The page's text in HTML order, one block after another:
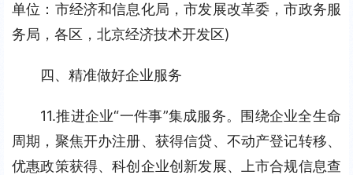
单位：市经济和信息化局，市发展改革委，市政务服
务局，各区，北京经济技术开发区)
四、精准做好企业服务
11.推进企业“一件事”集成服务。围绕企业全生命
周期，聚焦开办注册、获得信贷、不动产登记转移、
优惠政策获得、科创企业创新发展、上市合规信息查